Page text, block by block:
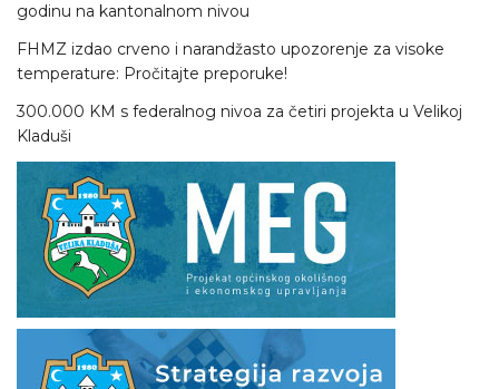
godinu na kantonalnom nivou
FHMZ izdao crveno i narandžasto upozorenje za visoke
temperature: Pročitajte preporuke!
300.000 KM s federalnog nivoa za četiri projekta u Velikoj
Kladuši